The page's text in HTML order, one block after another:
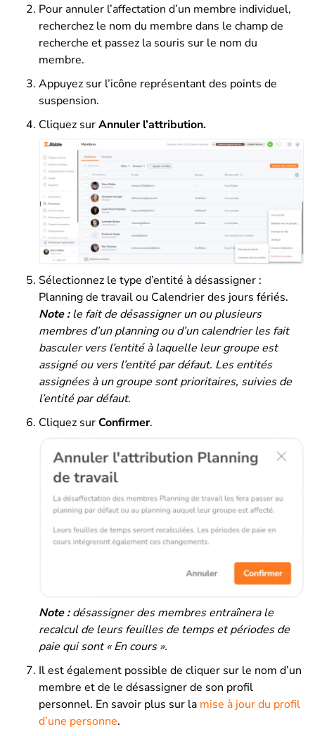
Pour annuler l’affectation d’un membre individuel,
recherchez le nom du membre dans le champ de
recherche et passez la souris sur le nom du
membre.
Appuyez sur l’icône représentant des points de
suspension.
Cliquez surAnnuler l’attribution.
Sélectionnez le type d’entité à désassigner :
Planning de travail ou Calendrier des jours fériés.
Note :le fait de désassigner un ou plusieurs
membres d’un planning ou d’un calendrier les fait
basculer vers l’entité à laquelle leur groupe est
assigné ou vers l’entité par défaut. Les entités
assignées à un groupe sont prioritaires, suivies de
l’entité par défaut.
Cliquez surConfirmer.
Note :désassignerdes membres entraînera le
recalcul de leurs feuilles de temps et périodes de
paie qui sont « En cours ».
Il est également possible de cliquer sur le nom d’un
membre et de le désassigner de son profil
personnel. En savoir plus sur la mise à jour du profil
d’une personne.